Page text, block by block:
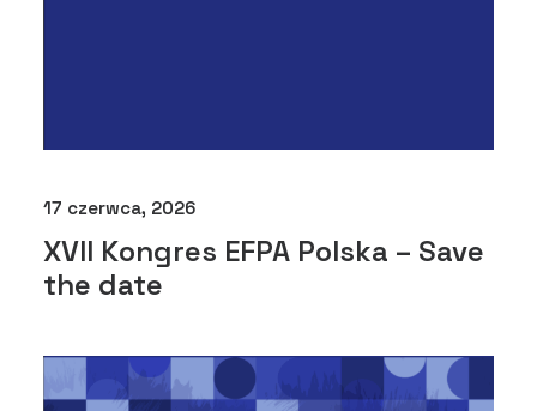
17 czerwca, 2026
XVII Kongres EFPA Polska – Save
the date